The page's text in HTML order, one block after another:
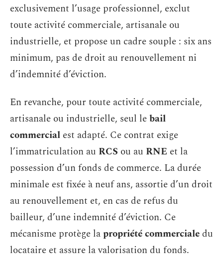
exclusivement l’usage professionnel, exclut
toute activité commerciale, artisanale ou
industrielle, et propose un cadre souple : six ans
minimum, pas de droit au renouvellement ni
d’indemnité d’éviction.
En revanche, pour toute activité commerciale,
artisanale ou industrielle, seul lebail
commercial est adapté. Ce contrat exige
l’immatriculation au RCS ou au RNE et la
possession d’un fonds de commerce. La durée
minimale est fixée à neuf ans, assortie d’un droit
au renouvellement et, en cas de refus du
bailleur, d’une indemnité d’éviction. Ce
mécanisme protège lapropriété commercialedu
locataire et assure la valorisation du fonds.